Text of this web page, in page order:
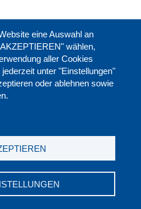
eine Auswahl an
wählen,
aller Cookies
unter "Einstellungen"
oder ablehnen sowie
© 2026